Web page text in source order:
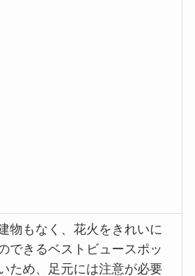
物もなく、花火をきれいに
できるベストビュースポッ
ため、足元には注意が必要